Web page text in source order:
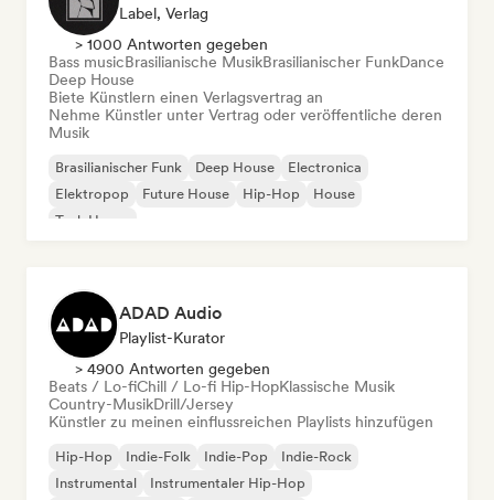
Label, Verlag
> 1000 Antworten gegeben
Bass musicBrasilianische MusikBrasilianischer FunkDance
Deep House
Biete Künstlern einen Verlagsvertrag an
Nehme Künstler unter Vertrag oder veröffentliche deren
Musik
Brasilianischer Funk Deep House
Electronica
Elektropop
Future House Hip-Hop
House
Tech House
ADAD Audio
Playlist-Kurator
> 4900 Antworten gegeben
Beats / Lo-fiChill / Lo-fi Hip-HopKlassische Musik
Country-MusikDrill/Jersey
Künstler zu meinen einflussreichen Playlists hinzufügen
Hip-Hop Indie-Folk Indie-Pop
Indie-Rock
Instrumental
Instrumentaler Hip-Hop